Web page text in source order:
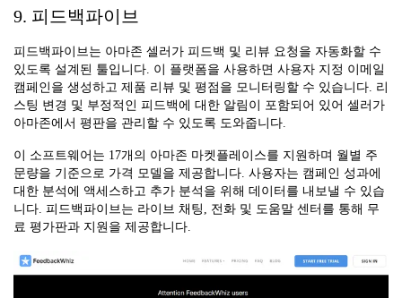
9. 피드백파이브
피드백파이브는 아마존 셀러가 피드백 및 리뷰 요청을 자동화할 수
있도록 설계된 툴입니다. 이 플랫폼을 사용하면 사용자 지정 이메일
캠페인을 생성하고 제품 리뷰 및 평점을 모니터링할 수 있습니다. 리
스팅 변경 및 부정적인 피드백에 대한 알림이 포함되어 있어 셀러가
아마존에서 평판을 관리할 수 있도록 도와줍니다.
이 소프트웨어는 17개의 아마존 마켓플레이스를 지원하며 월별 주
문량을 기준으로 가격 모델을 제공합니다. 사용자는 캠페인 성과에
대한 분석에 액세스하고 추가 분석을 위해 데이터를 내보낼 수 있습
니다. 피드백파이브는 라이브 채팅, 전화 및 도움말 센터를 통해 무
료 평가판과 지원을 제공합니다.